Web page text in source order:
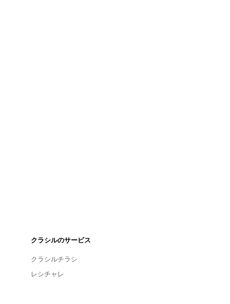
クラシルのサービス
クラシルチラシ
レシチャレ